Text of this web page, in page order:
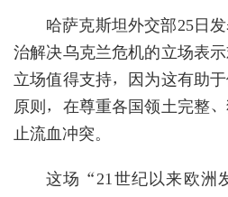
哈萨克斯坦外交部25日
治解决乌克兰危机的立场表
立场值得支持，因为这有助
原则，在尊重各国领土完整
止流血冲突。
这场“21世纪以来欧洲